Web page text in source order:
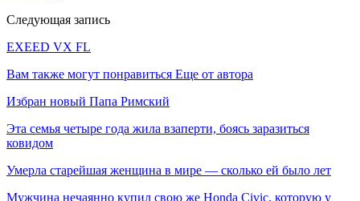
Следующая запись
EXEED VX FL
Вам также могут понравиться Еще от автора
Избран новый Папа Римский
Эта семья четыре года жила взаперти, боясь заразиться
ковидом
Умерла старейшая женщина в мире — сколько ей было лет
Мужчина нечаянно купил свою же Honda Civic, которую у